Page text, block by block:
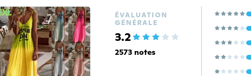
ÉVALUATION
GÉNÉRALE
3.2
2573 notes